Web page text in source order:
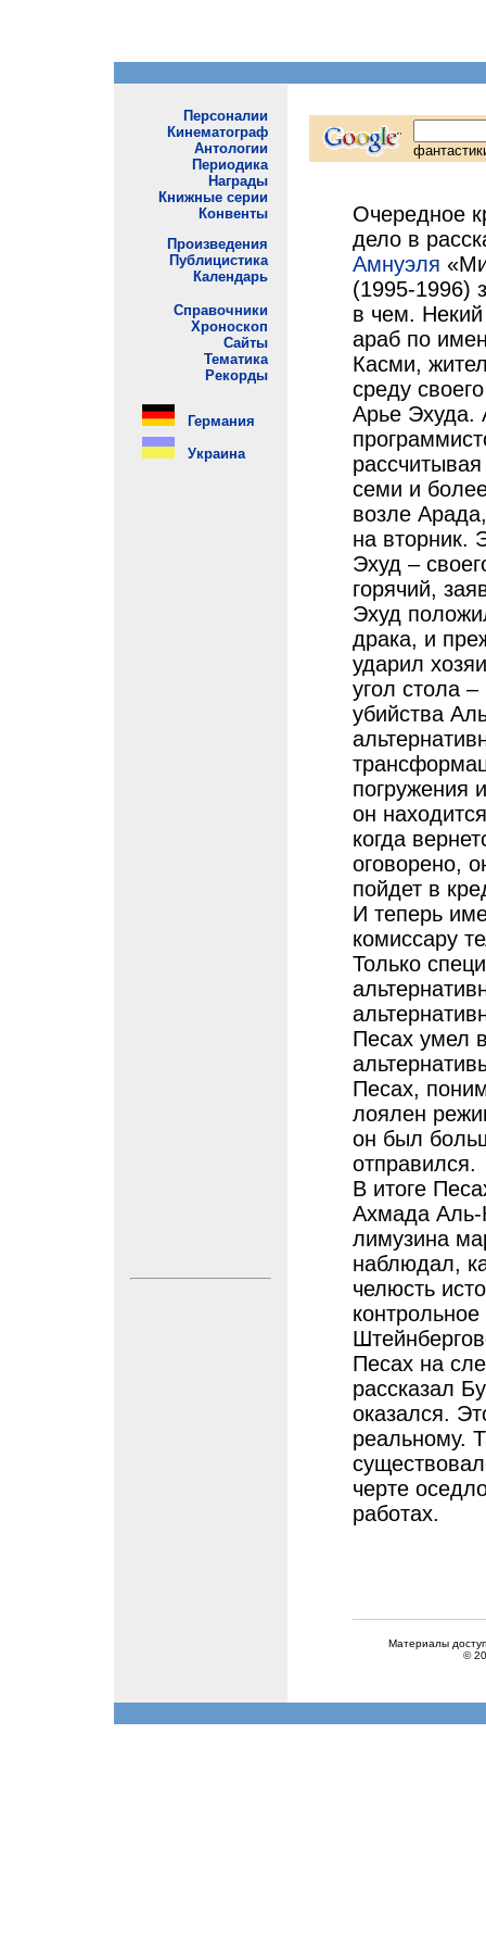
Очередное
дело в
Амнуэля
(1995-1996)
в чем. Некий
араб по
Касми,
среду
Арье Эхуда.
семи и
возле
на вторник.
Эхуд –
горячий,
Эхуд
драка, и
ударил
угол стола
убийства
погружения
он
когда
оговорено,
пойдет в
И теперь
комиссару
Только
Песах умел
Песах,
лоялен
он был
отправился.
В итоге
Ахмада Аль-
лимузина
наблюдал,
челюсть
Песах на
рассказал
оказался.
реальному.
черте
работах.